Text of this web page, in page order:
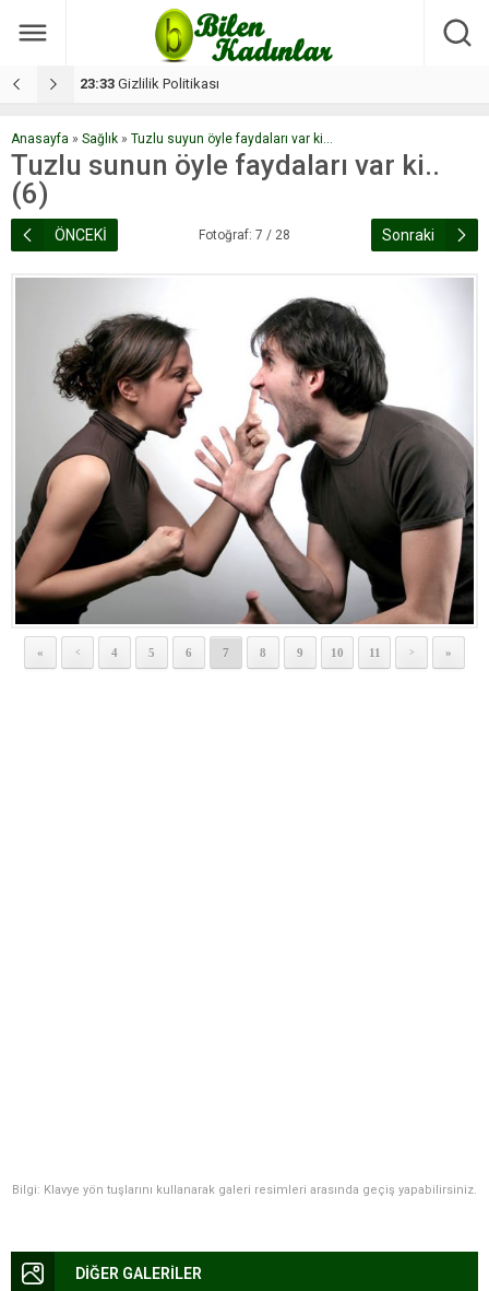
17:08 Dilan, düğününe 5 gün kala hayatını kaybetti
Anasayfa » Sağlık » Tuzlu suyun öyle faydaları var ki...
Tuzlu sunun öyle faydaları var ki..
(6)
ÖNCEKİ Fotoğraf: 7 / 28 Sonraki
« < 4 5 6 7 8 9 10 11 > »
Bilgi: Klavye yön tuşlarını kullanarak galeri resimleri arasında geçiş yapabilirsiniz.
DİĞER GALERİLER